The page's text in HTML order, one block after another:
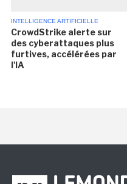
INTELLIGENCE ARTIFICIELLE
CrowdStrike alerte sur
des cyberattaques plus
furtives, accélérées par
l'IA